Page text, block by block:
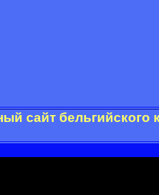
сайт бельгийского